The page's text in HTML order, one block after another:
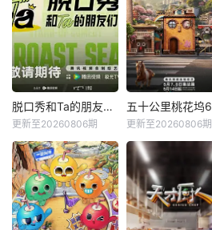
脱口秀和Ta的朋友们第三季
更新至20260806期
五十公里桃花坞6
更新至20260806期